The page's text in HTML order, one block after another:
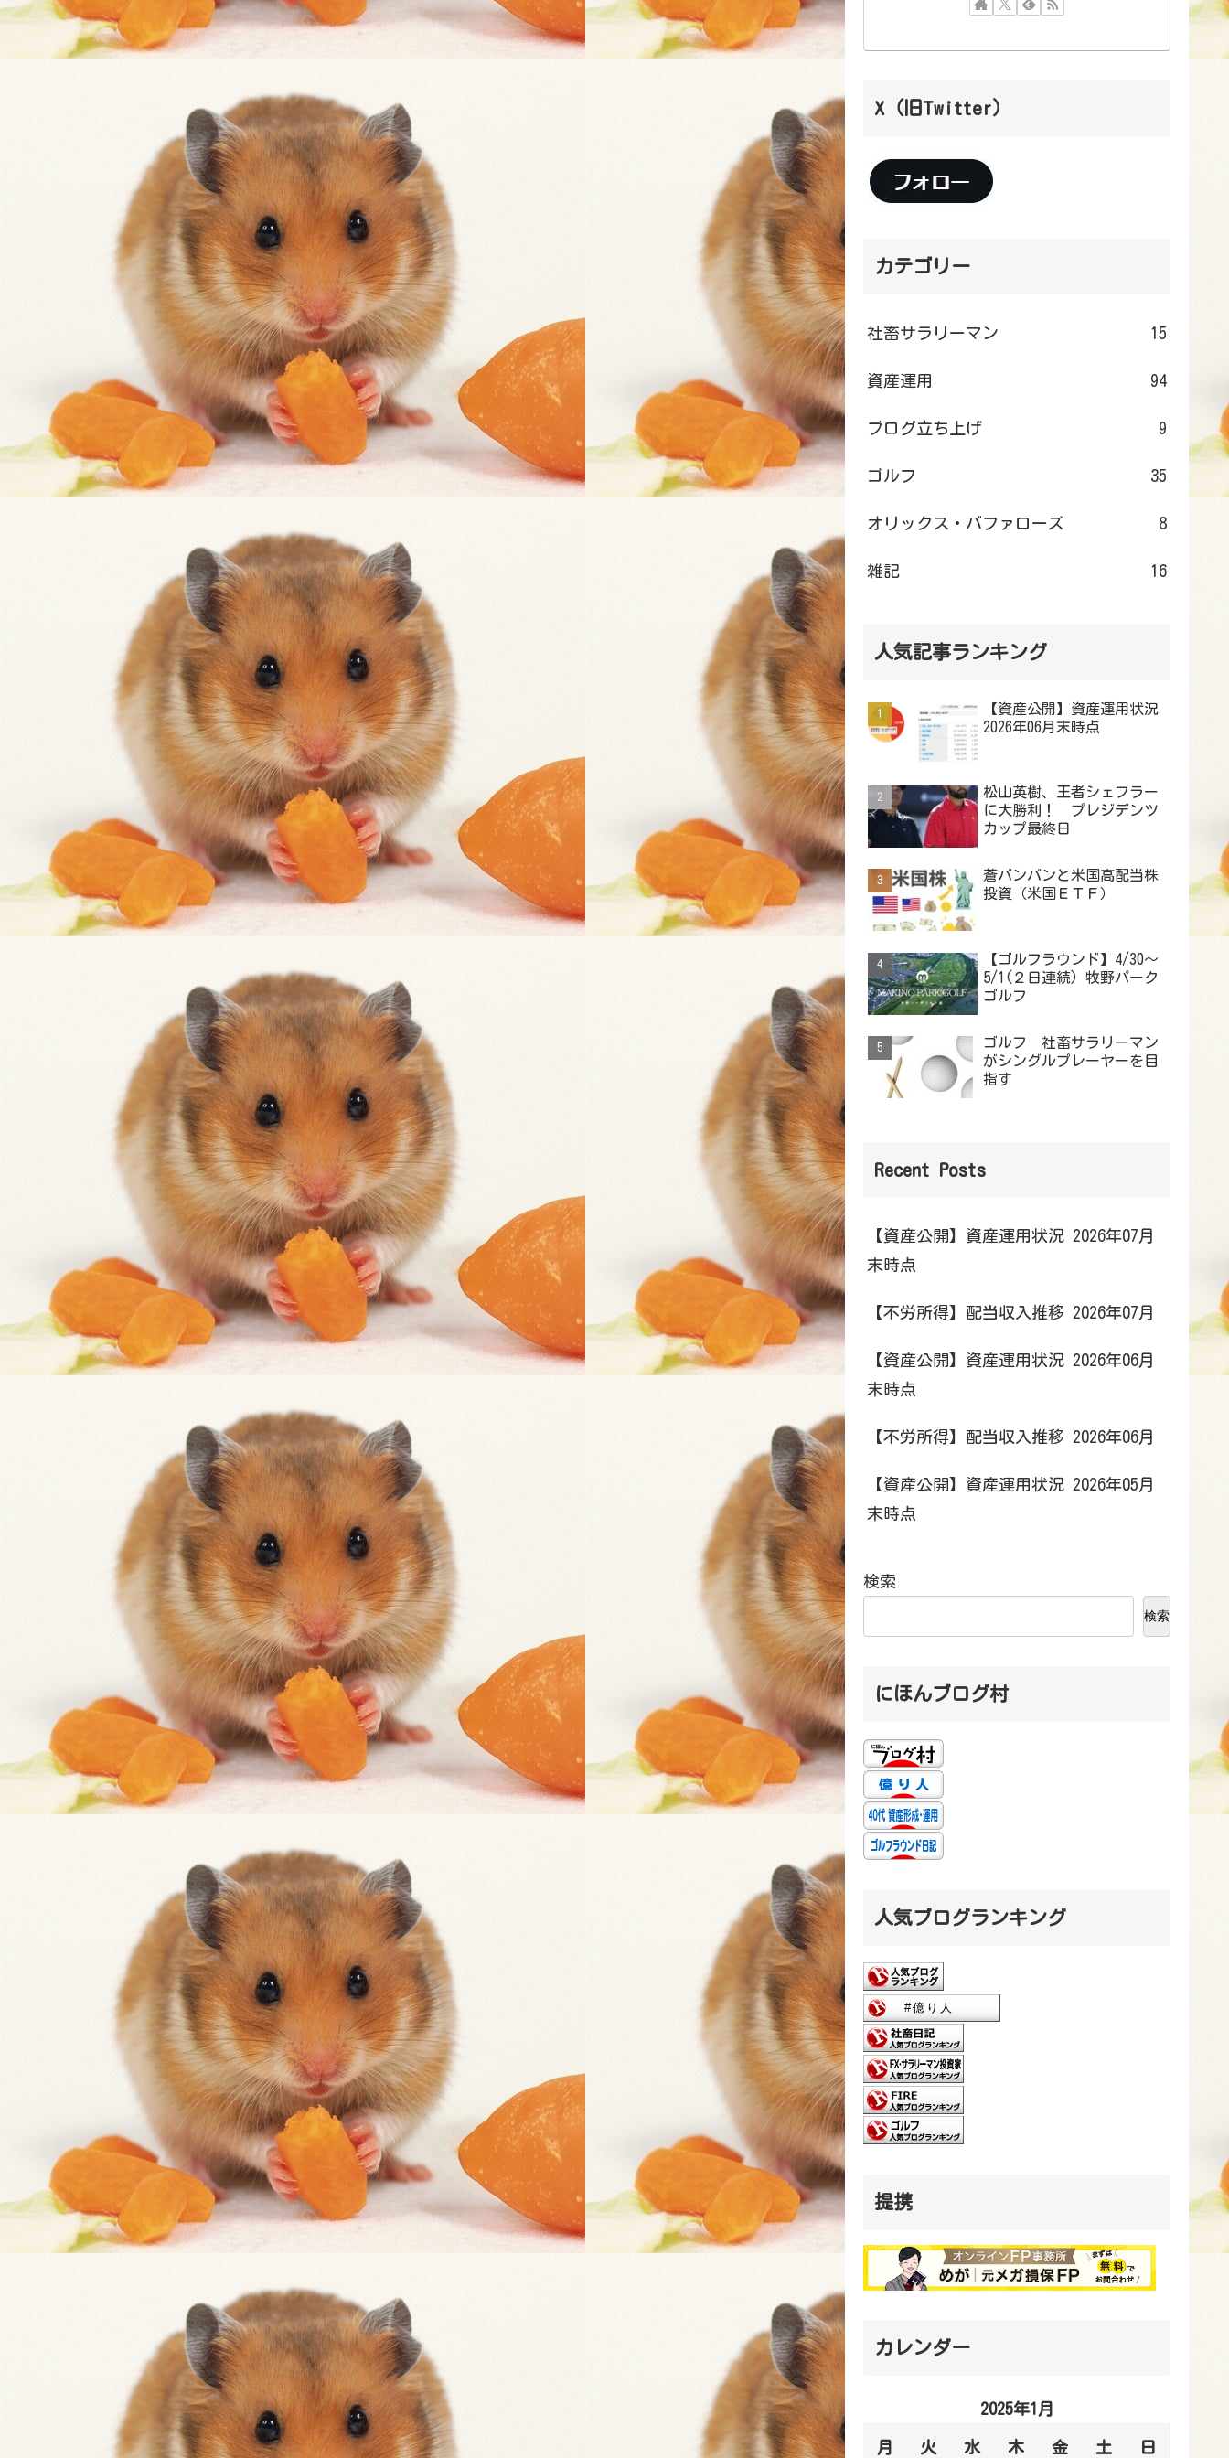
X（旧Twitter）
カテゴリー
社畜サラリーマン 15
資産運用 94
ブログ立ち上げ 9
ゴルフ 35
オリックス・バファローズ 8
雑記 16
人気記事ランキング
【資産公開】資産運用状況
2026年06月末時点
松山英樹、王者シェフラー
に大勝利！ プレジデンツ
カップ最終日
蒼バンバンと米国高配当株
投資（米国ＥＴＦ）
【ゴルフラウンド】4/30～
5/1(２日連続) 牧野パーク
ゴルフ
ゴルフ 社畜サラリーマン
がシングルプレーヤーを目
指す
Recent Posts
【資産公開】資産運用状況 2026年07月
末時点
【不労所得】配当収入推移 2026年07月
【資産公開】資産運用状況 2026年06月
末時点
【不労所得】配当収入推移 2026年06月
【資産公開】資産運用状況 2026年05月
末時点
検索
検索
にほんブログ村
人気ブログランキング
提携
カレンダー
2025年1月
月 火 水 木 金 土 日